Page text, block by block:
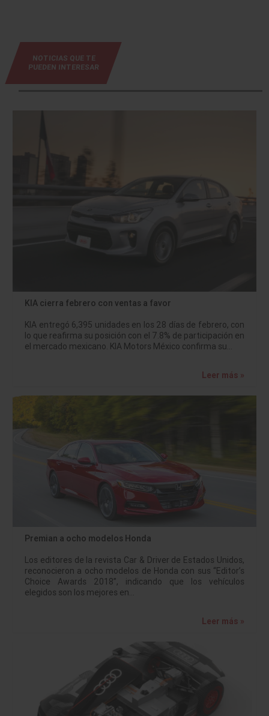
NOTICIAS QUE TE
PUEDEN INTERESAR
KIA cierra febrero con ventas a favor
KIA entregó 6,395 unidades en los 28 días de febrero, con
lo que reafirma su posición con el 7.8% de participación en
el mercado mexicano. KIA Motors México confirma su…
Leer más »
Premian a ocho modelos Honda
Los editores de la revista Car & Driver de Estados Unidos,
reconocieron a ocho modelos de Honda con sus “Editor’s
Choice Awards 2018”, indicando que los vehículos
elegidos son los mejores en…
Leer más »